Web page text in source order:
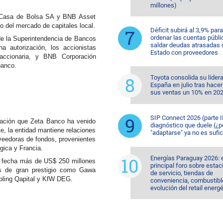
de Bolsa SA y BNB Asset
del mercado de capitales local.
la Superintendencia de Bancos
autorización, l os accionistas
y BNB Corporación
que Zeta Banco ha venido
la entidad mantiene relaciones
de fondos, provenientes
y Francia.
más de US$ 250 millones
de gran prestigio como Gawa
Qapital y KfW DEG.
millones)
Déficit subirá al 3,9% para
ordenar las cuentas
saldar deudas atrasadas
Estado con proveedores
Toyota consolida su
España en julio tras
sus ventas un 10% en
SIP Connect 2026 (parte
diagnóstico que duele
"adaptarse" ya no es
Energías Paraguay 2026:
principal foro sobre
de servicio, tiendas de
conveniencia,
evolución del retail